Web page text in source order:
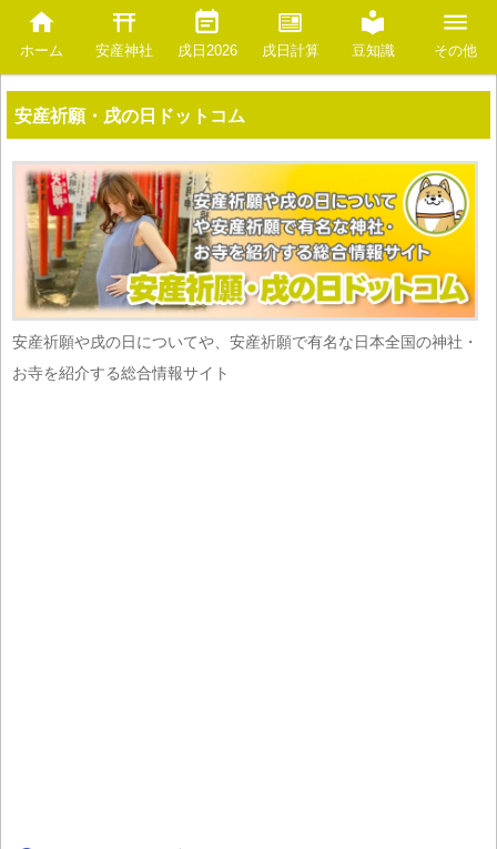
ホーム 安産神社 戌日2026 戌日計算 豆知識 その他
安産祈願・戌の日ドットコム
安産祈願や戌の日についてや、安産祈願で有名な日本全国の神社・
お寺を紹介する総合情報サイト